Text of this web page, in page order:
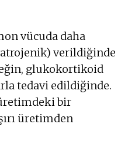
vücuda daha
verildiğinde
glukokortikoid
tedavi edildiğinde.
bir
üretimden